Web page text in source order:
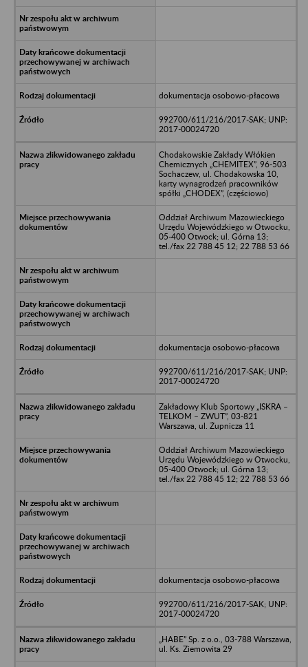
dokumentacja osobowo-płacowa
992700/611/216/2017-SAK; UNP:
2017-00024720
Chodakowskie Zakłady Włókien
Chemicznych „CHEMITEX”, 96-503
Sochaczew, ul. Chodakowska 10,
karty wynagrodzeń pracowników
spółki „CHODEX”, (częściowo)
Oddział Archiwum Mazowieckiego
Urzędu Wojewódzkiego w Otwocku,
05-400 Otwock; ul. Górna 13;
tel./fax 22 788 45 12; 22 788 53 66
dokumentacja osobowo-płacowa
992700/611/216/2017-SAK; UNP:
2017-00024720
Zakładowy Klub Sportowy „ISKRA –
TELKOM – ZWUT”, 03-821
Warszawa, ul. Żupnicza 11
Oddział Archiwum Mazowieckiego
Urzędu Wojewódzkiego w Otwocku,
05-400 Otwock; ul. Górna 13;
tel./fax 22 788 45 12; 22 788 53 66
dokumentacja osobowo-płacowa
992700/611/216/2017-SAK; UNP:
2017-00024720
„HABE” Sp. z o.o., 03-788 Warszawa,
ul. Ks. Ziemowita 29